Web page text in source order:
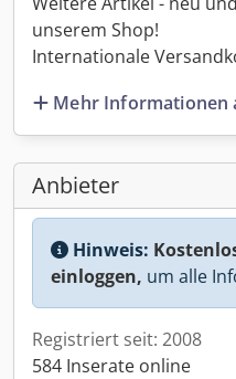
unserem Shop!
Internationale
Mehr Informationen
Anbieter
Hinweis:
einloggen, um alle
Registriert seit: 2008
584 Inserate online